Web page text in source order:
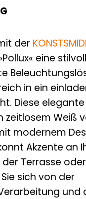
der
eine
in ein
Diese elegante
zeitlosem Weiß
modernem
Akzente an
Terrasse
sich von der
und